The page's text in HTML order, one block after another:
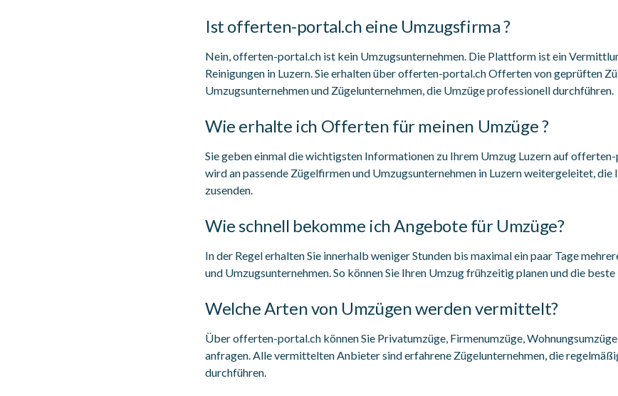
Ist offerten-portal.ch eine Umzugsfirma ?
Nein, offerten-portal.ch ist kein Umzugsunternehmen. Die Plattform ist ein
Reinigungen in Luzern. Sie erhalten über offerten-portal.ch Offerten von geprüften
Umzugsunternehmen und Zügelunternehmen, die Umzüge professionell durchführen.
Wie erhalte ich Offerten für meinen Umzüge ?
Sie geben einmal die wichtigsten Informationen zu Ihrem Umzug Luzern auf
wird an passende Zügelfirmen und Umzugsunternehmen in Luzern weitergeleitet,
zusenden.
Wie schnell bekomme ich Angebote für Umzüge?
In der Regel erhalten Sie innerhalb weniger Stunden bis maximal ein paar Tage
und Umzugsunternehmen. So können Sie Ihren Umzug frühzeitig planen und die beste
Welche Arten von Umzügen werden vermittelt?
Über offerten-portal.ch können Sie Privatumzüge, Firmenumzüge,
anfragen. Alle vermittelten Anbieter sind erfahrene Zügelunternehmen, die
durchführen.